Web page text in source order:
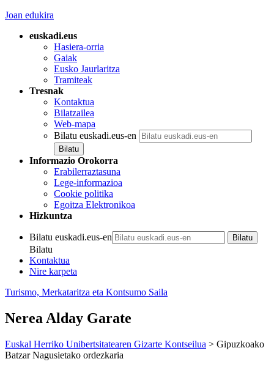
Joan edukira
euskadi.eus
Hasiera-orria
Gaiak
Eusko Jaurlaritza
Tramiteak
Tresnak
Kontaktua
Bilatzailea
Web-mapa
Bilatu euskadi.eus-en
Informazio Orokorra
Erabilerraztasuna
Lege-informazioa
Cookie politika
Egoitza Elektronikoa
Hizkuntza
Bilatu euskadi.eus-en
Bilatu
Kontaktua
Nire karpeta
Turismo, Merkataritza eta Kontsumo Saila
Nerea Alday Garate
Euskal Herriko Unibertsitatearen Gizarte Kontseilua > Gipuzkoako
Batzar Nagusietako ordezkaria